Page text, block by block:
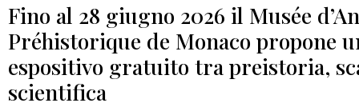
Fino al 28 giugno 2026 il Musée
Préhistorique de Monaco propone
espositivo gratuito tra preistoria,
scientifica